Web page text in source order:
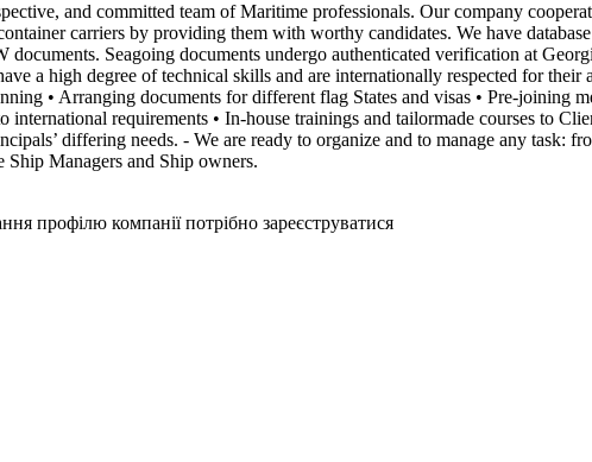
and committed team of Maritime professionals. Our company
carriers by providing them with worthy candidates. We have
Seagoing documents undergo authenticated verification at
a high degree of technical skills and are internationally respected for
• Arranging documents for different flag States and visas • Pre-joining
international requirements • In-house trainings and tailormade courses to
differing needs. - We are ready to organize and to manage any task:
Managers and Ship owners.
профілю компанії потрібно зареєструватися